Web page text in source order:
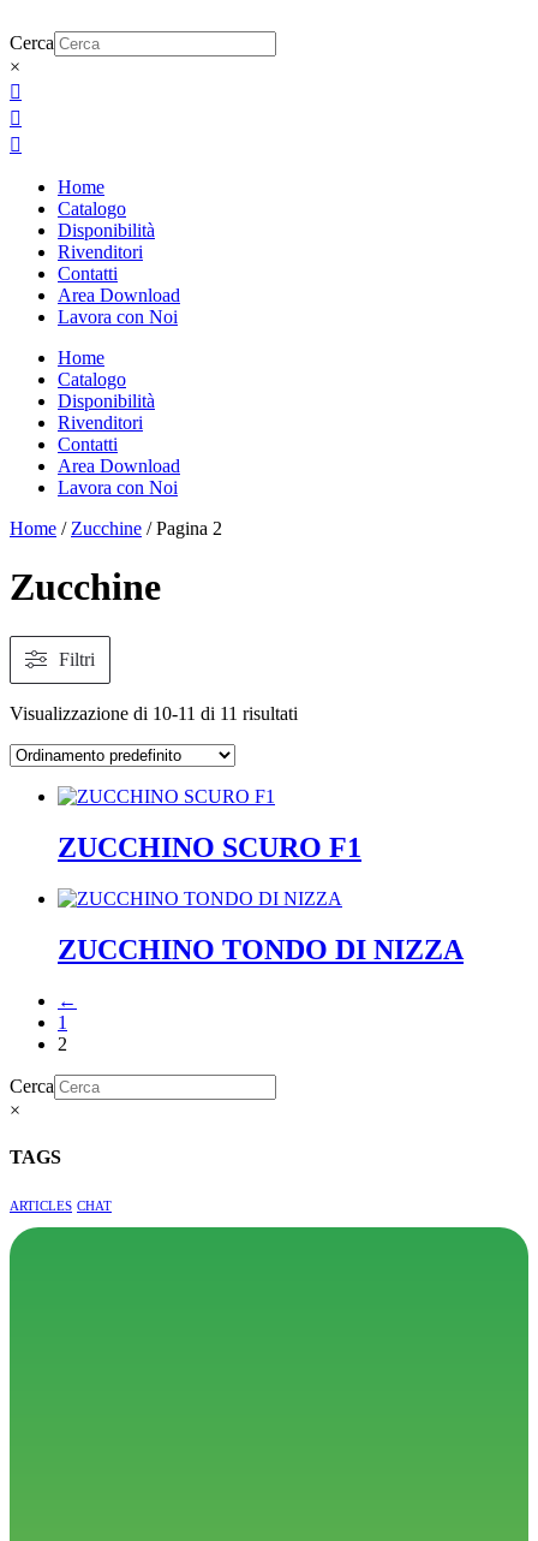
Cerca
×



Home
Catalogo
Disponibilità
Rivenditori
Contatti
Area Download
Lavora con Noi
Home
Catalogo
Disponibilità
Rivenditori
Contatti
Area Download
Lavora con Noi
Home / Zucchine / Pagina 2
Zucchine
Filtri
Visualizzazione di 10-11 di 11 risultati
ZUCCHINO SCURO F1
ZUCCHINO TONDO DI NIZZA
←
1
2
Cerca
×
TAGS
ARTICLES CHAT